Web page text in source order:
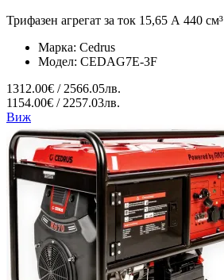
Трифазен агрегат за ток 15,65 А 440 см³
Марка: Cedrus
Модел: CEDAG7E-3F
1312.00€ / 2566.05лв.
1154.00€ / 2257.03лв.
Виж